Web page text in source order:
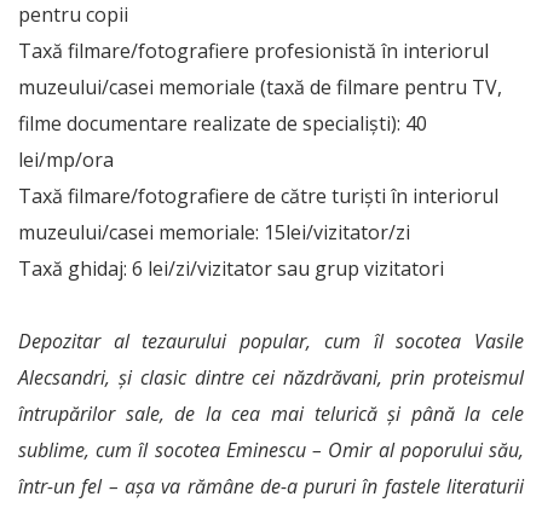
pentru copii
Taxă filmare/fotografiere profesionistă în interiorul
muzeului/casei memoriale (taxă de filmare pentru TV,
filme documentare realizate de specialişti): 40
lei/mp/ora
Taxă filmare/fotografiere de către turişti în interiorul
muzeului/casei memoriale: 15lei/vizitator/zi
Taxă ghidaj: 6 lei/zi/vizitator sau grup vizitatori
Depozitar al tezaurului popular, cum îl socotea Vasile
Alecsandri, și clasic dintre cei năzdrăvani, prin proteismul
întrupărilor sale, de la cea mai telurică și până la cele
sublime, cum îl socotea Eminescu – Omir al poporului său,
într-un fel – așa va rămâne de-a pururi în fastele literaturii